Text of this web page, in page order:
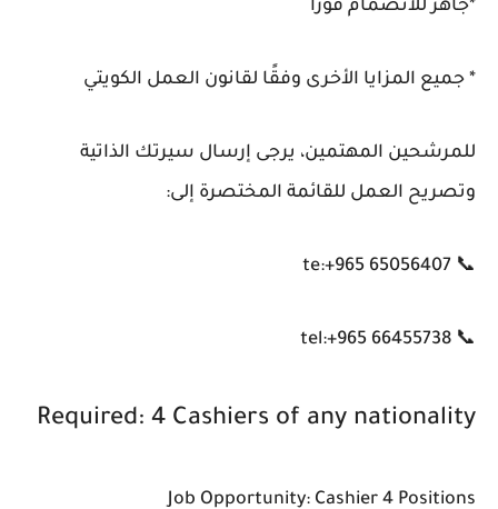
*جاهز للانضمام فورًا
* جميع المزايا الأخرى وفقًا لقانون العمل الكويتي
للمرشحين المهتمين، يرجى إرسال سيرتك الذاتية
وتصريح العمل للقائمة المختصرة إلى:
📞 te:+965 65056407
📞 tel:+965 66455738
Required: 4 Cashiers of any nationality
Job Opportunity: Cashier 4 Positions